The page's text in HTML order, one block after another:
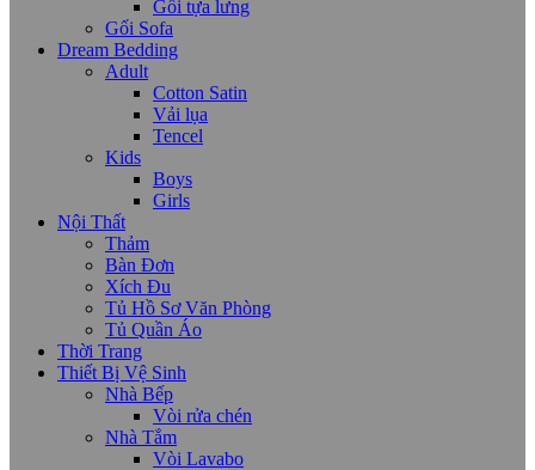
Gối tựa lưng
Gối Sofa
Dream Bedding
Adult
Cotton Satin
Vải lụa
Tencel
Kids
Boys
Girls
Nội Thất
Thảm
Bàn Đơn
Xích Đu
Tủ Hồ Sơ Văn Phòng
Tủ Quần Áo
Thời Trang
Thiết Bị Vệ Sinh
Nhà Bếp
Vòi rửa chén
Nhà Tắm
Vòi Lavabo